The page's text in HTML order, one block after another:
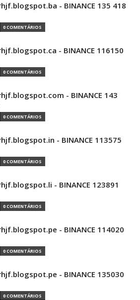
- BINANCE 135 418
0 COMENTÁRIOS
- BINANCE 116150
0 COMENTÁRIOS
- BINANCE 143
0 COMENTÁRIOS
- BINANCE 113575
0 COMENTÁRIOS
- BINANCE 123891
0 COMENTÁRIOS
- BINANCE 114020
0 COMENTÁRIOS
- BINANCE 135030
0 COMENTÁRIOS